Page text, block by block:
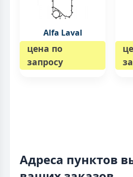
Alfa Laval
цена по
запросу
Адреса пунктов